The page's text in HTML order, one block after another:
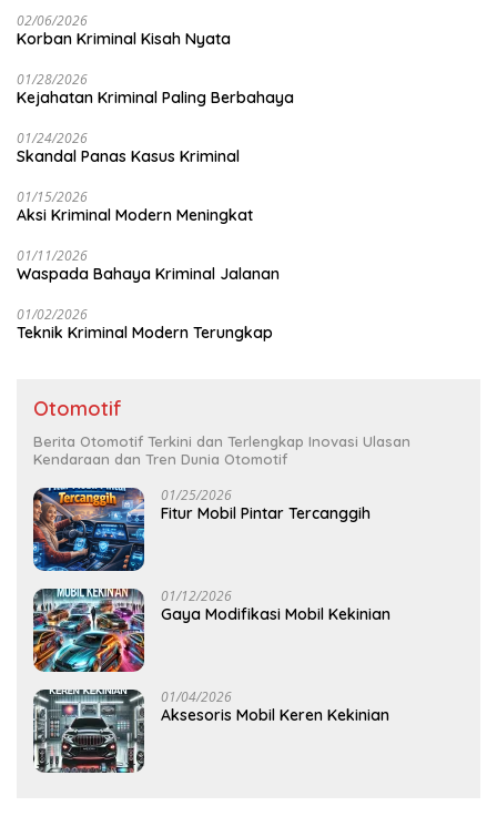
02/06/2026
Korban Kriminal Kisah Nyata
01/28/2026
Kejahatan Kriminal Paling Berbahaya
01/24/2026
Skandal Panas Kasus Kriminal
01/15/2026
Aksi Kriminal Modern Meningkat
01/11/2026
Waspada Bahaya Kriminal Jalanan
01/02/2026
Teknik Kriminal Modern Terungkap
Otomotif
Berita Otomotif Terkini dan Terlengkap Inovasi Ulasan
Kendaraan dan Tren Dunia Otomotif
01/25/2026
Fitur Mobil Pintar Tercanggih
01/12/2026
Gaya Modifikasi Mobil Kekinian
01/04/2026
Aksesoris Mobil Keren Kekinian